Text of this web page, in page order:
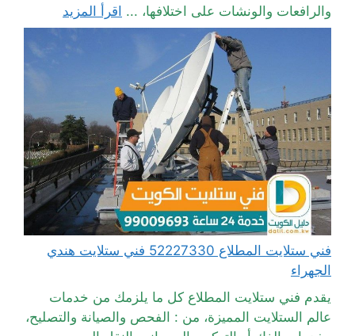
والرافعات والونشات على اختلافها، ... اقرأ المزيد
فني ستلايت المطلاع 52227330 فني ستلايت هندي
الجهراء
يقدم فني ستلايت المطلاع كل ما يلزمك من خدمات
عالم الستلايت المميزة، من : الفحص والصيانة والتصليح،